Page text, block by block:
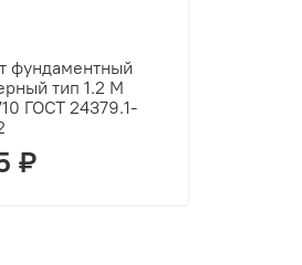
фундаментный
тип 1.2 М
ГОСТ 24379.1-
₽